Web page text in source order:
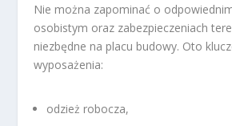
Nie można zapominać o
osobistym oraz zabezpieczeniach
niezbędne na placu budowy. Oto
wyposażenia:
odzież robocza,